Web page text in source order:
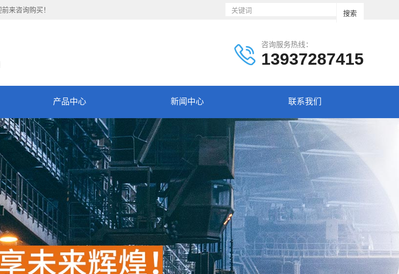
来咨询购买！
咨询服务热线：
13937287415
产品中心 新闻中心 联系我们